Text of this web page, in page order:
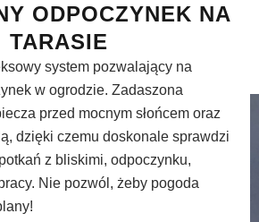
ODPOCZYNEK NA
TARASIE
system pozwalający na
w ogrodzie. Zadaszona
przed mocnym słońcem oraz
dzięki czemu doskonale sprawdzi
z bliskimi, odpoczynku,
Nie pozwól, żeby pogoda